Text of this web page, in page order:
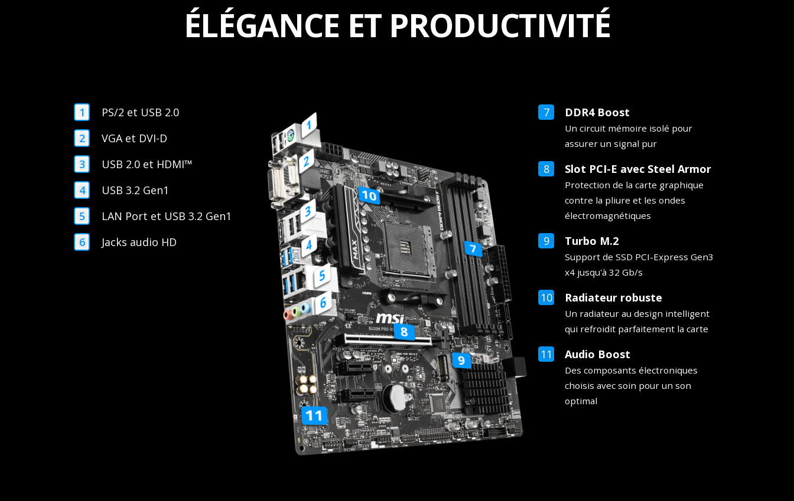
ÉLÉGANCE ET PRODUCTIVITÉ
PS/2 et USB 2.0
VGA et DVI-D
USB 2.0 et HDMI™
USB 3.2 Gen1
LAN Port et USB 3.2 Gen1
Jacks audio HD
DDR4 Boost
Un circuit mémoire isolé pour
assurer un signal pur
Slot PCI-E avec Steel Armor
Protection de la carte graphique
contre la pliure et les ondes
électromagnétiques
Turbo M.2
Support de SSD PCI-Express Gen3
x4 jusqu'à 32 Gb/s
Radiateur robuste
Un radiateur au design intelligent
qui refroidit parfaitement la carte
Audio Boost
Des composants électroniques
choisis avec soin pour un son
optimal